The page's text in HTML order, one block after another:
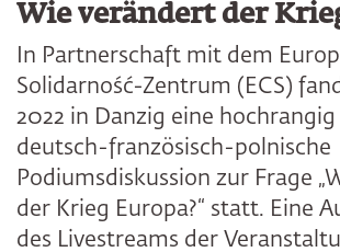
Wie verändert der
In Partnerschaft mit dem
Solidarność-Zentrum (ECS)
2022 in Danzig eine
deutsch-französisch-polnische
Podiumsdiskussion zur Frage
der Krieg Europa?“ statt. Eine
des Livestreams der